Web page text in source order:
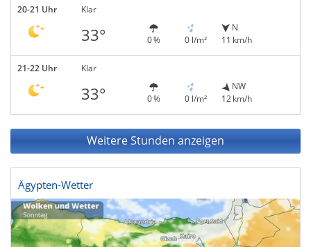
20-21 Uhr Klar
33° 0 % 0 l/m²
N
11 km/h
21-22 Uhr Klar
33° 0 % 0 l/m²
NW
12 km/h
Weitere Stunden anzeigen
Ägypten-Wetter